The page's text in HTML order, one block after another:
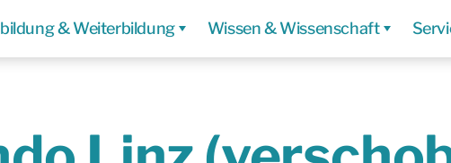
& Weiterbildung Wissen & Wissenschaft